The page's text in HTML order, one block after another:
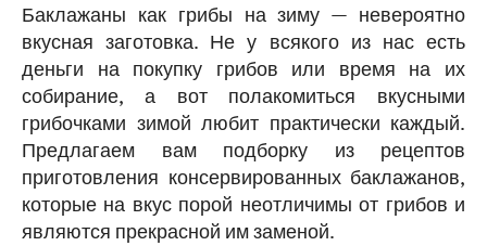
Баклажаны как грибы на зиму — невероятно
вкусная заготовка. Не у всякого из нас есть
деньги на покупку грибов или время на их
собирание, а вот полакомиться вкусными
грибочками зимой любит практически каждый.
Предлагаем вам подборку из рецептов
приготовления консервированных баклажанов,
которые на вкус порой неотличимы от грибов и
являются прекрасной им заменой.